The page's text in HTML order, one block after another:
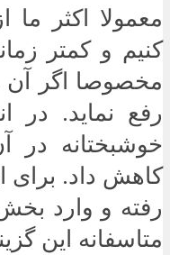
معمولا اکثر
کنیم و کمتر
مخصوصا اگر آن
رفع نماید. در
خوشبختانه در
کاهش داد. برای
متاسفانه این